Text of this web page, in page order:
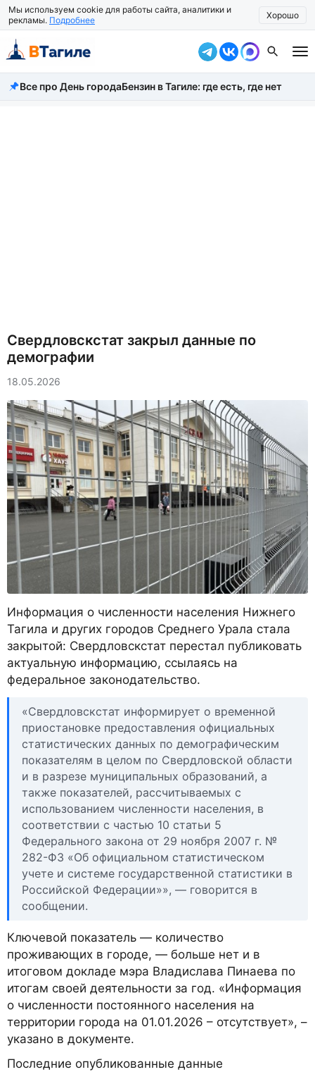
Мы используем cookie для работы сайта, аналитики и
рекламы. Подробнее Хорошо
Все новости
Все про День городаБензин в Тагиле: где есть, где нет
Свердловскстат закрыл данные по
демографии
18.05.2026
Информация о численности населения Нижнего
Тагила и других городов Среднего Урала стала
закрытой: Свердловскстат перестал публиковать
актуальную информацию, ссылаясь на
федеральное законодательство.
«Свердловскстат информирует о временной
приостановке предоставления официальных
статистических данных по демографическим
показателям в целом по Свердловской области
и в разрезе муниципальных образований, а
также показателей, рассчитываемых с
использованием численности населения, в
соответствии с частью 10 статьи 5
Федерального закона от 29 ноября 2007 г. №
282-ФЗ «Об официальном статистическом
учете и системе государственной статистики в
Российской Федерации»», — говорится в
сообщении.
Ключевой показатель — количество
проживающих в городе, — больше нет и в
итоговом докладе мэра Владислава Пинаева по
итогам своей деятельности за год. «Информация
о численности постоянного населения на
территории города на 01.01.2026 – отсутствует», –
указано в документе.
Последние опубликованные данные